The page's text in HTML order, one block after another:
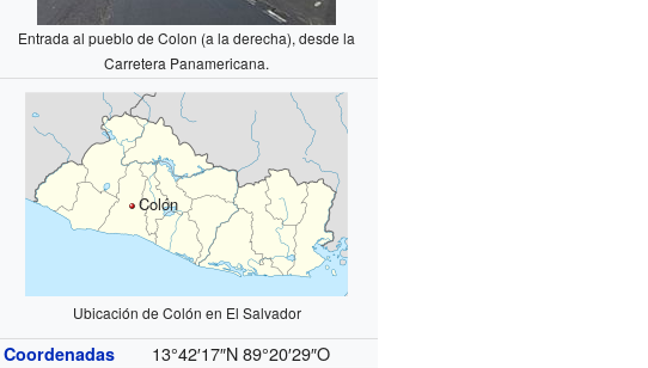
Entrada al pueblo de Colon (a la derecha), desde la
Carretera Panamericana.
Colón
Ubicación de Colón en El Salvador
Coordenadas 13°42′17″N 89°20′29″O